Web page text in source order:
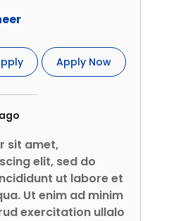
Apply Now
sit amet,
elit, sed do
ut labore et
Ut enim ad minim
exercitation ullalo